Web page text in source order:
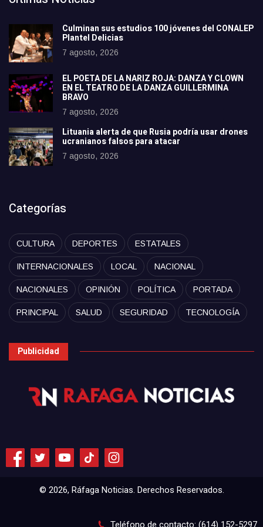
Culminan sus estudios 100 jóvenes del CONALEP
Plantel Delicias
7 agosto, 2026
EL POETA DE LA NARIZ ROJA: DANZA Y CLOWN
EN EL TEATRO DE LA DANZA GUILLERMINA
BRAVO
7 agosto, 2026
Lituania alerta de que Rusia podría usar drones
ucranianos falsos para atacar
7 agosto, 2026
Categorías
CULTURA DEPORTES ESTATALES
INTERNACIONALES LOCAL NACIONAL
NACIONALES OPINIÓN POLÍTICA PORTADA
PRINCIPAL SALUD SEGURIDAD TECNOLOGÍA
Publicidad
© 2026, Ráfaga Noticias. Derechos Reservados.
Teléfono de contacto: (614) 152-5297